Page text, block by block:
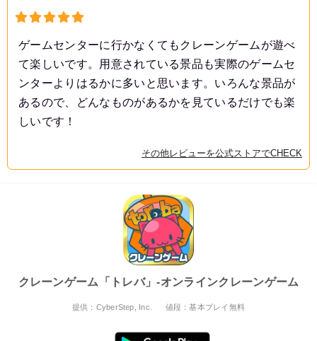
ゲームセンターに行かなくてもクレーンゲームが遊べ
て楽しいです。用意されている景品も実際のゲームセ
ンターよりはるかに多いと思います。いろんな景品が
あるので、どんなものがあるかを見ているだけでも楽
しいです！
その他レビューを公式ストアでCHECK
クレーンゲーム「トレバ」-オンラインクレーンゲーム
提供：CyberStep, Inc. 値段：基本プレイ無料